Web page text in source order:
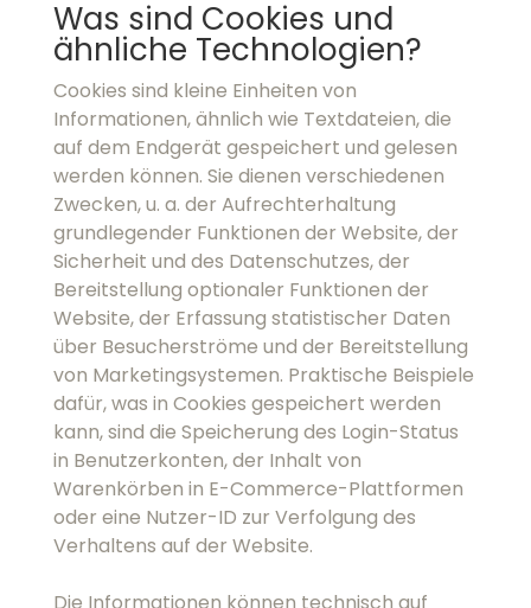
können. Sie dienen verschiedenen Zwecken, u.
a. der Aufrechterhaltung grundlegender
Funktionen der Website, der Sicherheit und
des Datenschutzes, der Bereitstellung
optionaler Funktionen der Website, der
Erfassung statistischer Daten über
Besucherströme und der Bereitstellung von
Marketingsystemen. Praktische Beispiele dafür,
was in Cookies gespeichert werden kann, sind
die Speicherung des Login-Status in
Benutzerkonten, der Inhalt von Warenkörben
in E-Commerce-Plattformen oder eine Nutzer-
ID zur Verfolgung des Verhaltens auf der
Website.
Die Informationen können technisch auf
verschiedene Arten gespeichert werden. Die
bekanntesten Beispiele dafür sind HTTP-
Cookies und Cookie-ähnliche Technologien wie
IndexedDB. Jede Art der Speicherung hat